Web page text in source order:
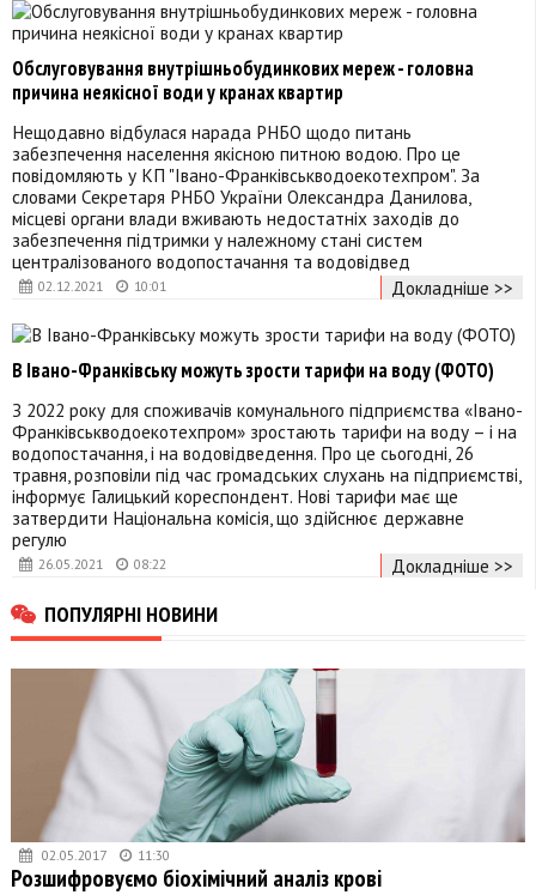
02.12.2021 10:01
Обслуговування внутрішньобудинкових мереж - головна
причина неякісної води у кранах квартир
Нещодавно відбулася нарада РНБО щодо питань
забезпечення населення якісною питною водою. Про це
повідомляють у КП "Івано-Франківськводоекотехпром". За
словами Секретаря РНБО України Олександра Данилова,
місцеві органи влади вживають недостатніх заходів до
забезпечення підтримки у належному стані систем
централізованого водопостачання та водовідвед
Докладніше >>
26.05.2021 08:22
В Івано-Франківську можуть зрости тарифи на воду (ФОТО)
З 2022 року для споживачів комунального підприємства «Івано-
Франківськводоекотехпром» зростають тарифи на воду – і на
водопостачання, і на водовідведення. Про це сьогодні, 26
травня, розповіли під час громадських слухань на підприємстві,
інформує Галицький кореспондент. Нові тарифи має ще
затвердити Національна комісія, що здійснює державне
регулю
Докладніше >>
ПОПУЛЯРНІ НОВИНИ
02.05.2017 11:30
Розшифровуємо біохімічний аналіз крові